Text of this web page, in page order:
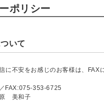
ポリシー
いて
に不安をお感じのお客様は、FAX
FAX:075-353-6725
原 美和子